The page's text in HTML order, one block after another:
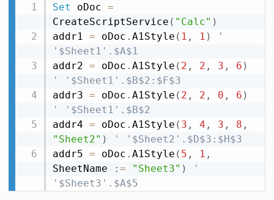
Set oDoc =
CreateScriptService ( "Calc" )
addr1 = oDoc . A1Style ( 1 , 1 )
'
'$Sheet1'.$A$1
addr2 = oDoc . A1Style ( 2 , 2 , 3 , 6 )
' '$Sheet1'.$B$2:$F$3
addr3 = oDoc . A1Style ( 2 , 2 , 0 , 6 )
' '$Sheet1'.$B$2
addr4 = oDoc . A1Style ( 3 , 4 , 3 , 8 ,
"Sheet2" )
' '$Sheet2'.$D$3:$H$3
addr5 = oDoc . A1Style ( 5 , 1 ,
SheetName
: = "Sheet3" )
'
'$Sheet3'.$A$5